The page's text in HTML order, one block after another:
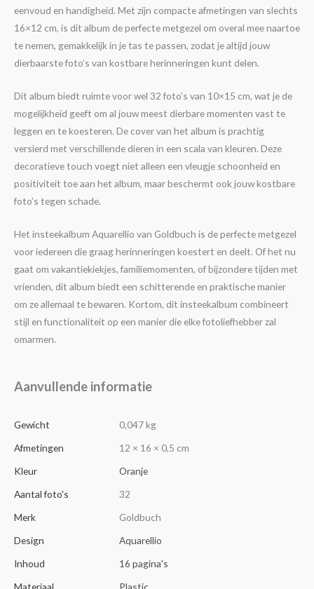
eenvoud en handigheid. Met zijn compacte afmetingen van slechts
16×12 cm, is dit album de perfecte metgezel om overal mee naartoe
te nemen, gemakkelijk in je tas te passen, zodat je altijd jouw
dierbaarste foto’s van kostbare herinneringen kunt delen.
Dit album biedt ruimte voor wel 32 foto’s van 10×15 cm, wat je de
mogelijkheid geeft om al jouw meest dierbare momenten vast te
leggen en te koesteren. De cover van het album is prachtig
versierd met verschillende dieren in een scala van kleuren. Deze
decoratieve touch voegt niet alleen een vleugje schoonheid en
positiviteit toe aan het album, maar beschermt ook jouw kostbare
foto’s tegen schade.
Het insteekalbum Aquarellio van Goldbuch is de perfecte metgezel
voor iedereen die graag herinneringen koestert en deelt. Of het nu
gaat om vakantiekiekjes, familiemomenten, of bijzondere tijden met
vrienden, dit album biedt een schitterende en praktische manier
om ze allemaal te bewaren. Kortom, dit insteekalbum combineert
stijl en functionaliteit op een manier die elke fotoliefhebber zal
omarmen.
Aanvullende informatie
Gewicht
0,047 kg
Afmetingen
12 × 16 × 0,5 cm
Kleur
Oranje
Aantal foto's
32
Merk
Goldbuch
Design
Aquarellio
Inhoud
16 pagina's
Materiaal
Plastic